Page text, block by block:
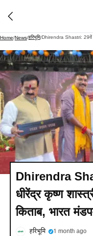
Home/News/हरिभूमि/
Dhirendra
धीरेंद्र कृष्ण
किताब, भारत
हरिभूमि 1 month ago